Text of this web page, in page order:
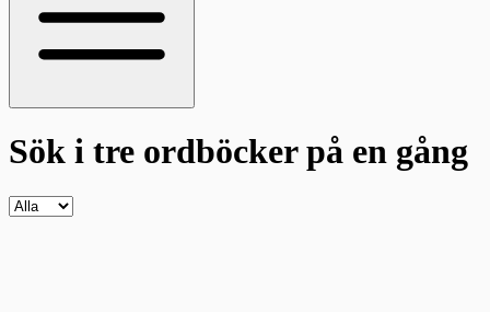
Sök i tre ordböckerpå en gång